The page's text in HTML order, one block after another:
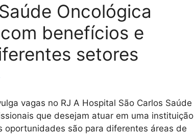
Oncológica
benefícios e
setores
vagas no RJ A Hospital São Carlos Saúde
que desejam atuar em uma instituição
são para diferentes áreas de